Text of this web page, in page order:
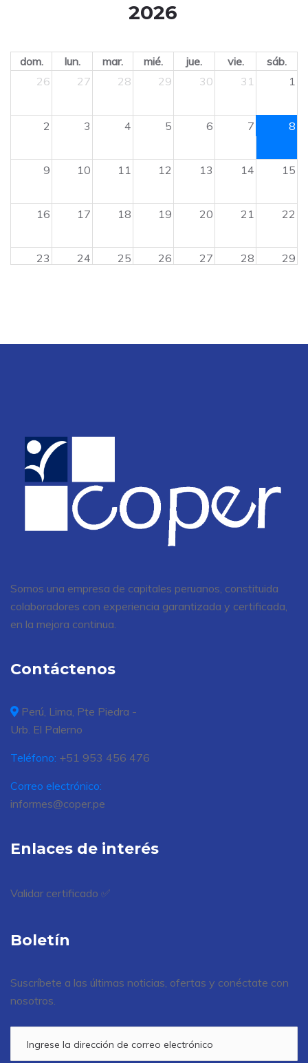
2026
dom. lun. mar. mié. jue. vie.
sáb.
26
27 28 29 30 31 1
2 3 4 5 6 7 8
9 10 11 12 13 14 15
16 17 18 19 20 21 22
23 24 25 26 27 28 29
Somos una empresa de capitales peruanos, constituida
colaboradores con experiencia garantizada y certificada,
en la mejora continua.
Contáctenos
Perú, Lima, Pte Piedra -
Urb. El Palerno
Teléfono: +51 953 456 476
Correo electrónico:
informes@coper.pe
Enlaces de interés
Validar certificado ✅
Boletín
Suscríbete a las últimas noticias, ofertas y conéctate con
nosotros.